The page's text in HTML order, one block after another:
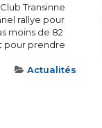
Transinne
rallye pour
moins de 82
pour prendre
Actualités